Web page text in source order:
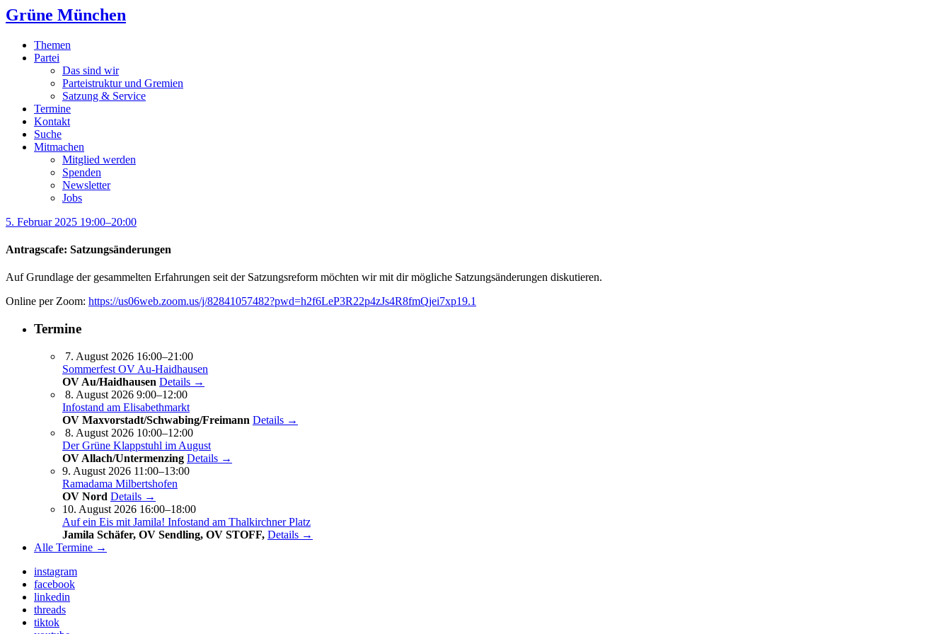
Grüne München
Themen
Partei
Das sind wir
Parteistruktur und Gremien
Satzung & Service
Termine
Kontakt
Suche
Mitmachen
Mitglied werden
Spenden
Newsletter
Jobs
5. Februar 2025 19:00–20:00
Antragscafe: Satzungsänderungen
Auf Grundlage der gesammelten Erfahrungen seit der Satzungsreform möchten wir mit dir mögliche Satzungsänderungen diskutieren.
Online per Zoom: https://us06web.zoom.us/j/82841057482?pwd=h2f6LeP3R22p4zJs4R8fmQjei7xp19.1
Termine
7. August 2026 16:00–21:00
Sommerfest OV Au-Haidhausen
OV Au/Haidhausen Details →
8. August 2026 9:00–12:00
Infostand am Elisabethmarkt
OV Maxvorstadt/Schwabing/Freimann Details →
8. August 2026 10:00–12:00
Der Grüne Klappstuhl im August
OV Allach/Untermenzing Details →
9. August 2026 11:00–13:00
Ramadama Milbertshofen
OV Nord Details →
10. August 2026 16:00–18:00
Auf ein Eis mit Jamila! Infostand am Thalkirchner Platz
Jamila Schäfer, OV Sendling, OV STOFF, Details →
Alle Termine →
instagram
facebook
linkedin
threads
tiktok